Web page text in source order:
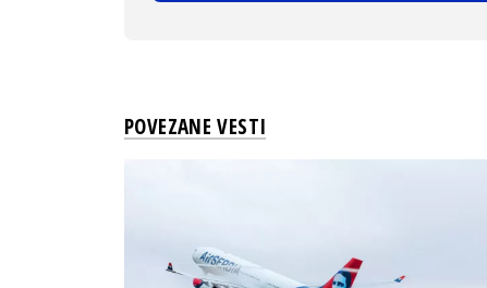
POVEZANE VESTI